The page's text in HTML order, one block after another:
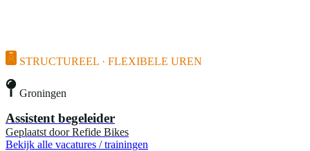
STRUCTUREEL · FLEXIBELE UREN
Groningen
Assistent begeleider
Geplaatst door Refide Bikes
Bekijk alle vacatures / trainingen